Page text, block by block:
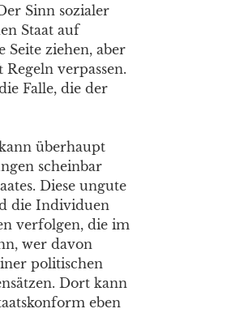
Sinn sozialer
Staat auf
Seite ziehen, aber
verpassen.
Falle, die der
überhaupt
scheinbar
Diese ungute
die Individuen
verfolgen, die im
wer davon
politischen
Dort kann
eben